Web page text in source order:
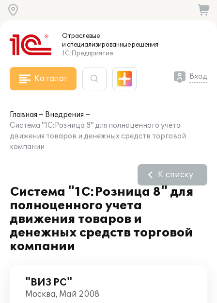
Отраслевые
и специализированныерешения
1С:Предприятие
Каталог Вход
Главная
Внедрения
Система "1С:Розница 8" для полноценного учета
движения товаров и денежных средств торговой
компании
Система "1С:Розница 8" для
полноценного учета
движения товаров и
денежных средств торговой
компании
К списку
"ВИЗ РС"
Москва, Май 2008